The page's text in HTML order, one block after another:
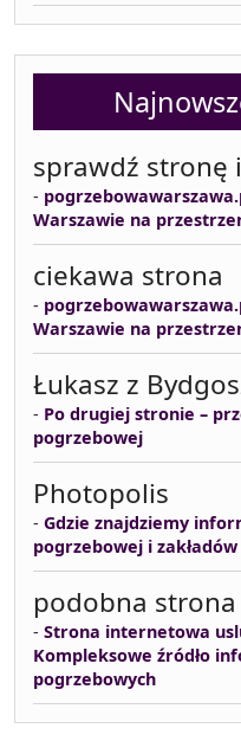
sprawdź stronę
-
Warszawie na
ciekawa strona
-
Warszawie na
Łukasz z
- Po drugiej stronie –
pogrzebowej
Photopolis
- Gdzie znajdziemy
pogrzebowej i
podobna strona
- Strona internetowa
Kompleksowe źródło
pogrzebowych